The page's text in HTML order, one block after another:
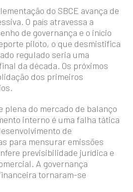
do SBCE avança de
O país atravessa a
de governança e o início
piloto, o que desmistifica
regulado seria uma
da década. Os próximos
dos primeiros
plena do mercado de balanço
interno é uma falha tática
de
para mensurar emissões
previsibilidade jurídica e
A governança
tornaram-se